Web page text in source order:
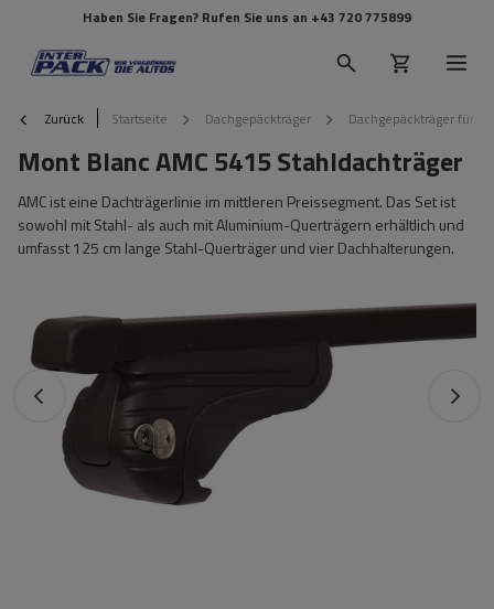
Haben Sie Fragen? Rufen Sie uns an +43 720 775899
Zurück Startseite Dachgepäckträger Dachgepäckträger für
Mont Blanc AMC 5415 Stahldachträger
AMC ist eine Dachträgerlinie im mittleren Preissegment. Das Set ist
sowohl mit Stahl- als auch mit Aluminium-Querträgern erhältlich und
umfasst 125 cm lange Stahl-Querträger und vier Dachhalterungen.